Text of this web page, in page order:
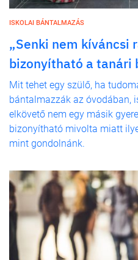
ISKOLAI BÁNTALMAZÁS
„Senki nem kíváncsi
bizonyítható a tanári
Mit tehet egy szülő, ha
bántalmazzák az óvodában,
elkövető nem egy másik
bizonyítható mivolta miatt
mint gondolnánk.